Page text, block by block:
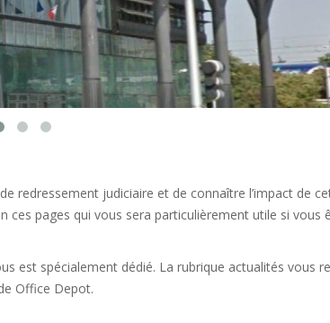
redressement judiciaire et de connaître l’impact de
pages qui vous sera particulièrement utile si vous
est spécialement dédié. La rubrique actualités vous
Office Depot.